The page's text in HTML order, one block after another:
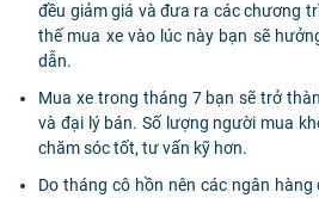
đều giảm giá và đưa ra các chương
thế mua xe vào lúc này bạn sẽ
dẫn.
Mua xe trong tháng 7 bạn sẽ trở
và đại lý bán. Số lượng người mua
chăm sóc tốt, tư vấn kỹ hơn.
Do tháng cô hồn nên các ngân